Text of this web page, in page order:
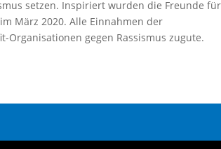
setzen. Inspiriert wurden die Freunde für
März 2020. Alle Einnahmen der
Organisationen gegen Rassismus zugute.